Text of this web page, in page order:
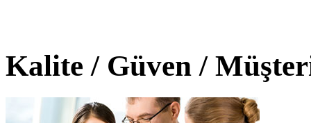
Kalite / Güven /